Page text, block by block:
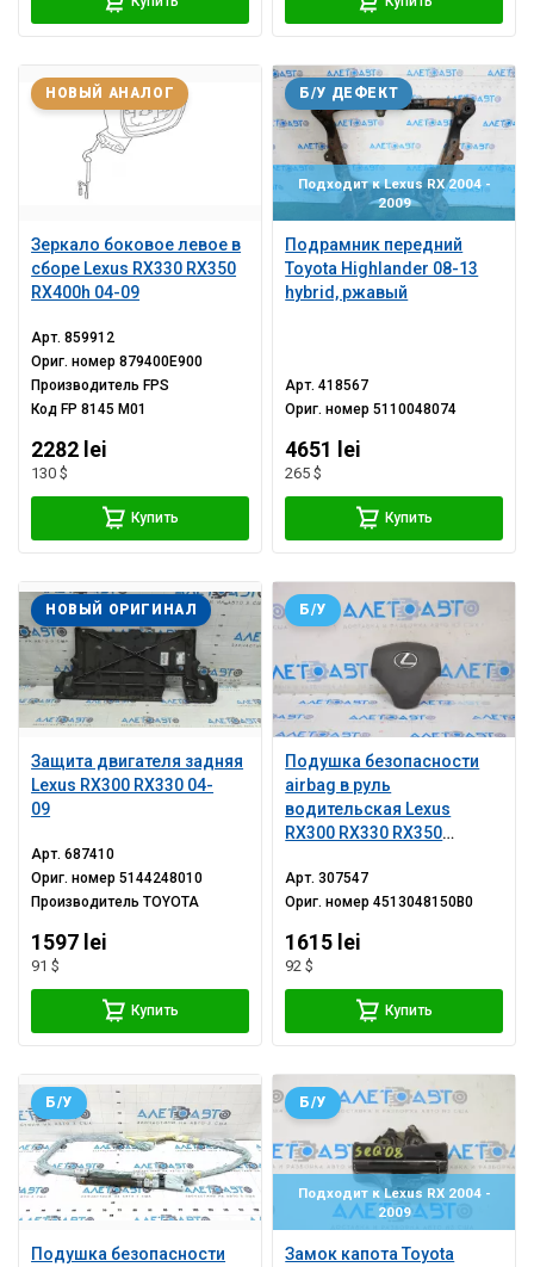
Зеркало боковое левое в
сборе Lexus RX330 RX350
RX400h 04-09
НОВЫЙ АНАЛОГ
Арт.859912
Ориг. номер879400E900
Производитель FPS
Код FP 8145 M01
2282 lei
130 $
Купить
Подходит к Lexus RX 2004 -
2009
Подрамник передний
Toyota Highlander 08-13
hybrid, ржавый
Б/У ДЕФЕКТ
Арт.418567
Ориг. номер5110048074
4651 lei
265 $
Купить
Защита двигателя задняя
Lexus RX300 RX330 04-
09
НОВЫЙ ОРИГИНАЛ
Арт.687410
Ориг. номер5144248010
ПроизводительTOYOTA
1597 lei
91 $
Купить
Подушка безопасности
airbag в руль
водительская Lexus
RX300 RX330 RX350
Б/У
Арт.307547
Ориг. номер4513048150B0
1615 lei
92 $
Купить
Подушка безопасности
Б/У
Подходит к Lexus RX 2004 -
2009
Замок капота Toyota
Б/У